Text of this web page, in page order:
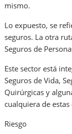
mismo.
Lo expuesto, se
seguros. La otra
Seguros de
Este sector está
Seguros de Vida,
Quirúrgicas y
cualquiera de
Riesgo